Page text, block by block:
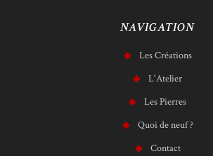
NAVIGATION
Les Créations
L'Atelier
Les Pierres
Quoi de neuf ?
Contact